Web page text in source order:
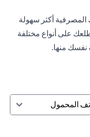
أكثر سهولة
على أنواع مختلفة
نفسك منها.
المحمول